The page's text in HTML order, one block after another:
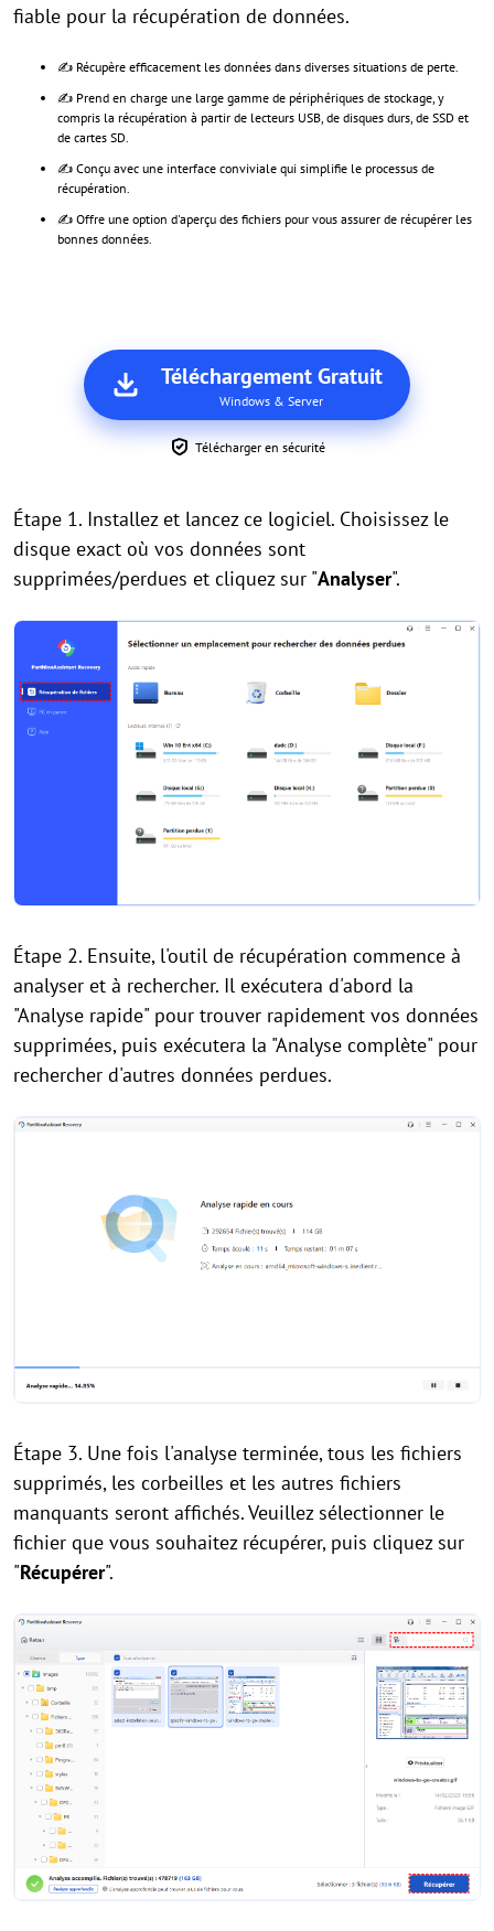
fiable pour la récupération de données.
✍ Récupère efficacement les données dans diverses situations de perte.
✍ Prend en charge une large gamme de périphériques de stockage, y
compris la récupération à partir de lecteurs USB, de disques durs, de SSD et
de cartes SD.
✍ Conçu avec une interface conviviale qui simplifie le processus de
récupération.
✍ Offre une option d'aperçu des fichiers pour vous assurer de récupérer les
bonnes données.
Téléchargement Gratuit
Windows & Server
Télécharger en sécurité
Étape 1. Installez et lancez ce logiciel. Choisissez le
disque exact où vos données sont
supprimées/perdues et cliquez sur "Analyser".
Étape 2. Ensuite, l'outil de récupération commence à
analyser et à rechercher. Il exécutera d'abord la
"Analyse rapide" pour trouver rapidement vos données
supprimées, puis exécutera la "Analyse complète" pour
rechercher d'autres données perdues.
Étape 3. Une fois l'analyse terminée, tous les fichiers
supprimés, les corbeilles et les autres fichiers
manquants seront affichés. Veuillez sélectionner le
fichier que vous souhaitez récupérer, puis cliquez sur
"Récupérer".